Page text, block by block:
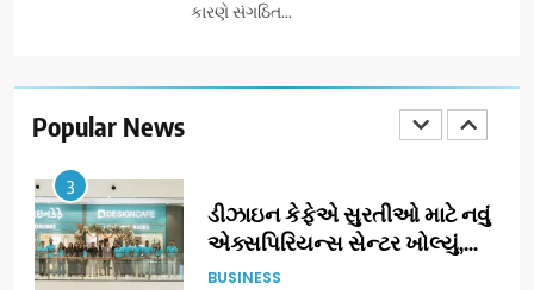
કારણે સંગઠિત...
Popular News
ગ્રાન્ડ એન્ટ્રી: સિદ્ધાર્થ રાંદેરિયાની
‘ટોમ એન્ડ ચેરી’ સાથે નવા યુગની
3
ડીઝાઇન કેફેએ સુરતીઓ માટે નવું
એક્સપિરિયન્સ સેન્ટર ખોલ્યું,
ગુજરાતમાં પોતાની હાજરી વધુ
BUSINESS